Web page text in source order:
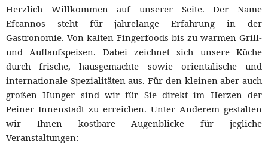
Herzlich Willkommen auf unserer Seite. Der Name
Efcannos steht für jahrelange Erfahrung in der
Gastronomie. Von kalten Fingerfoods bis zu warmen Grill-
und Auflaufspeisen. Dabei zeichnet sich unsere Küche
durch frische, hausgemachte sowie orientalische und
internationale Spezialitäten aus. Für den kleinen aber auch
großen Hunger sind wir für Sie direkt im Herzen der
Peiner Innenstadt zu erreichen. Unter Anderem gestalten
wir Ihnen kostbare Augenblicke für jegliche
Veranstaltungen: